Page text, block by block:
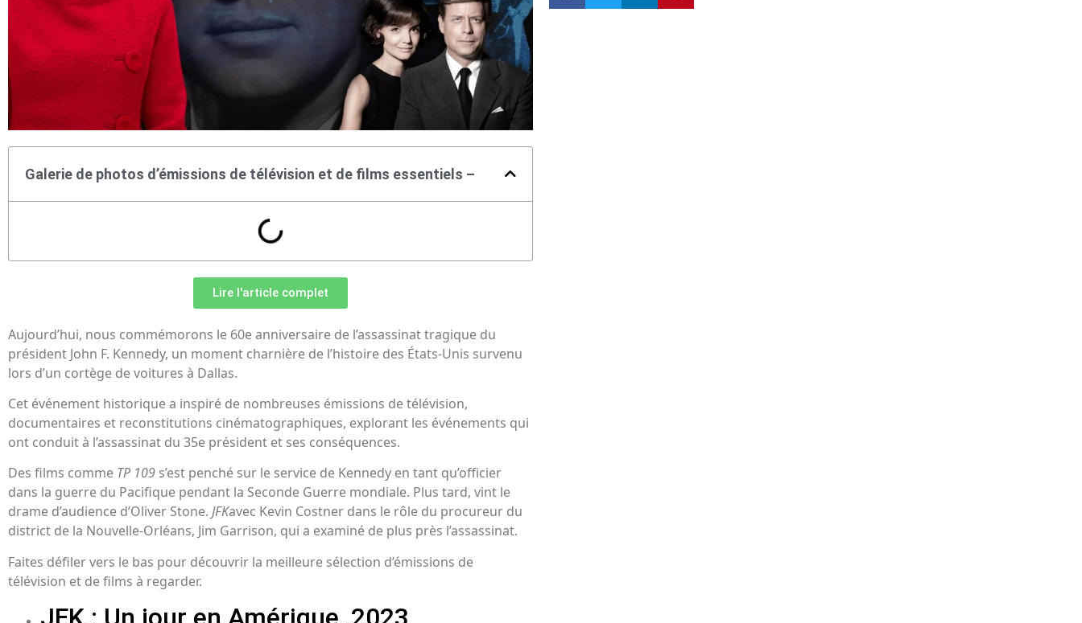
Galerie de photos d’émissions de télévision et de films essentiels –
Lire l'article complet
Aujourd’hui, nous commémorons le 60e anniversaire de l’assassinat tragique du
président John F. Kennedy, un moment charnière de l’histoire des États-Unis survenu
lors d’un cortège de voitures à Dallas.
Cet événement historique a inspiré de nombreuses émissions de télévision,
documentaires et reconstitutions cinématographiques, explorant les événements qui
ont conduit à l’assassinat du 35e président et ses conséquences.
Des films comme TP 109 s’est penché sur le service de Kennedy en tant qu’officier
dans la guerre du Pacifique pendant la Seconde Guerre mondiale. Plus tard, vint le
drame d’audience d’Oliver Stone. JFKavec Kevin Costner dans le rôle du procureur du
district de la Nouvelle-Orléans, Jim Garrison, qui a examiné de plus près l’assassinat.
Faites défiler vers le bas pour découvrir la meilleure sélection d’émissions de
télévision et de films à regarder.